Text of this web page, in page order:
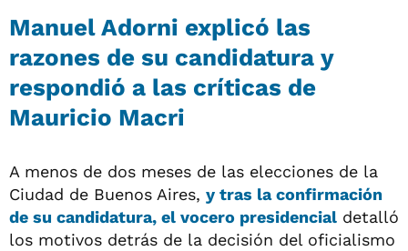
Manuel Adorni explicó las
razones de su candidatura y
respondió a las críticas de
Mauricio Macri
A menos de dos meses de las elecciones de la
Ciudad de Buenos Aires, y tras la confirmación
de su candidatura, el vocero presidencial detalló
los motivos detrás de la decisión del oficialismo